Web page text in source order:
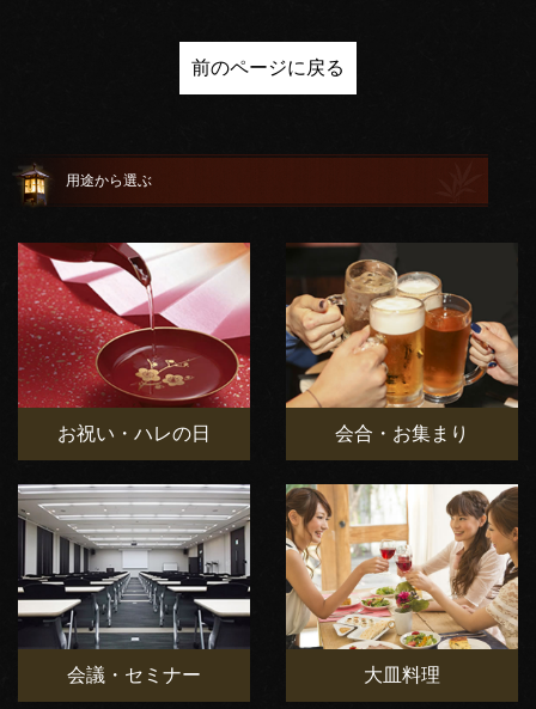
前のページに戻る
用途から選ぶ
お祝い・ハレの日 会合・お集まり
会議・セミナー 大皿料理